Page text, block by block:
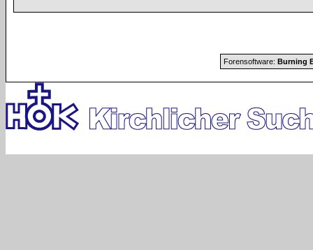
Forensoftware: Burning